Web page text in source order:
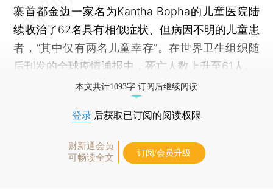
寨首都金边一家名为Kantha Bopha的儿童医院陆
续收治了62名具有相似症状、但病因不明的儿童患
者，“其中仅有两名儿童幸存”。在世界卫生组织随
后刊发的全球疫情通报中，死亡人数上升至61人。
本文共计1093字 订阅后继续阅读
登录 后获取已订阅的阅读权限
财新通会员
可畅读全文
订阅/会员升级